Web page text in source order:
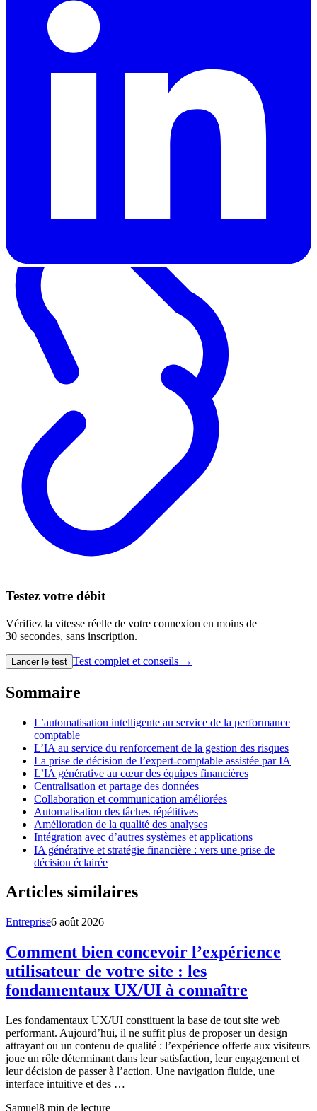
Testez votre débit
Vérifiez la vitesse réelle de votre connexion en moins de
30 secondes, sans inscription.
Lancer le test Test complet et conseils →
Sommaire
L’automatisation intelligente au service de la performance
comptable
L’IA au service du renforcement de la gestion des risques
La prise de décision de l’expert-comptable assistée par IA
L’IA générative au cœur des équipes financières
Centralisation et partage des données
Collaboration et communication améliorées
Automatisation des tâches répétitives
Amélioration de la qualité des analyses
Intégration avec d’autres systèmes et applications
IA générative et stratégie financière : vers une prise de
décision éclairée
Articles similaires
Entreprise6 août 2026
Comment bien concevoir l’expérience
utilisateur de votre site : les
fondamentaux UX/UI à connaître
Les fondamentaux UX/UI constituent la base de tout site web
performant. Aujourd’hui, il ne suffit plus de proposer un design
attrayant ou un contenu de qualité : l’expérience offerte aux visiteurs
joue un rôle déterminant dans leur satisfaction, leur engagement et
leur décision de passer à l’action. Une navigation fluide, une
interface intuitive et des …
Samuel8 min de lecture